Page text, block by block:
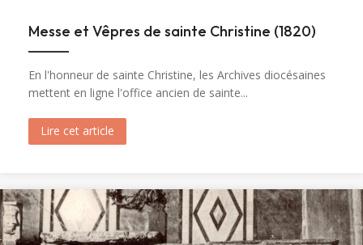
Messe et Vêpres de sainte Christine (1820)
En l'honneur de sainte Christine, les Archives diocésaines
mettent en ligne l'office ancien de sainte...
Lire cet article